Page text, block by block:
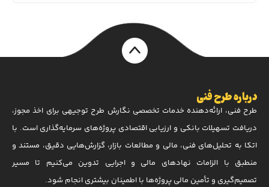
درباره طرح فنی
طرح فنی، ارائه‌دهنده خدمات تخصصی نگارش طرح توجیهی برای اخذ مجوز،
دریافت تسهیلات بانکی و ارزیابی اقتصادی پروژه‌های سرمایه‌گذاری است. با
اتکا به تحلیل‌های فنی، مالی و مطالعات بازار، گزارش‌هایی دقیق، مستند و
منطبق با الزامات نهادهای مالی و اجرایی تدوین می‌کنیم تا مسیر
تصمیم‌گیری و تأمین مالی پروژه‌ها با اطمینان بیشتری انجام شود.